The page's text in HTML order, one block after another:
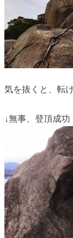
気を抜くと、転
↓無事、登頂成功